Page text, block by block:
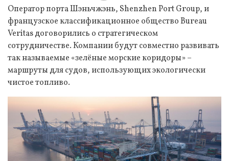
Оператор порта Шэньчжэнь, Shenzhen Port Group, и
французское классификационное общество Bureau
Veritas договорились о стратегическом
сотрудничестве. Компании будут совместно развивать
так называемые «зелёные морские коридоры» –
маршруты для судов, использующих экологически
чистое топливо.